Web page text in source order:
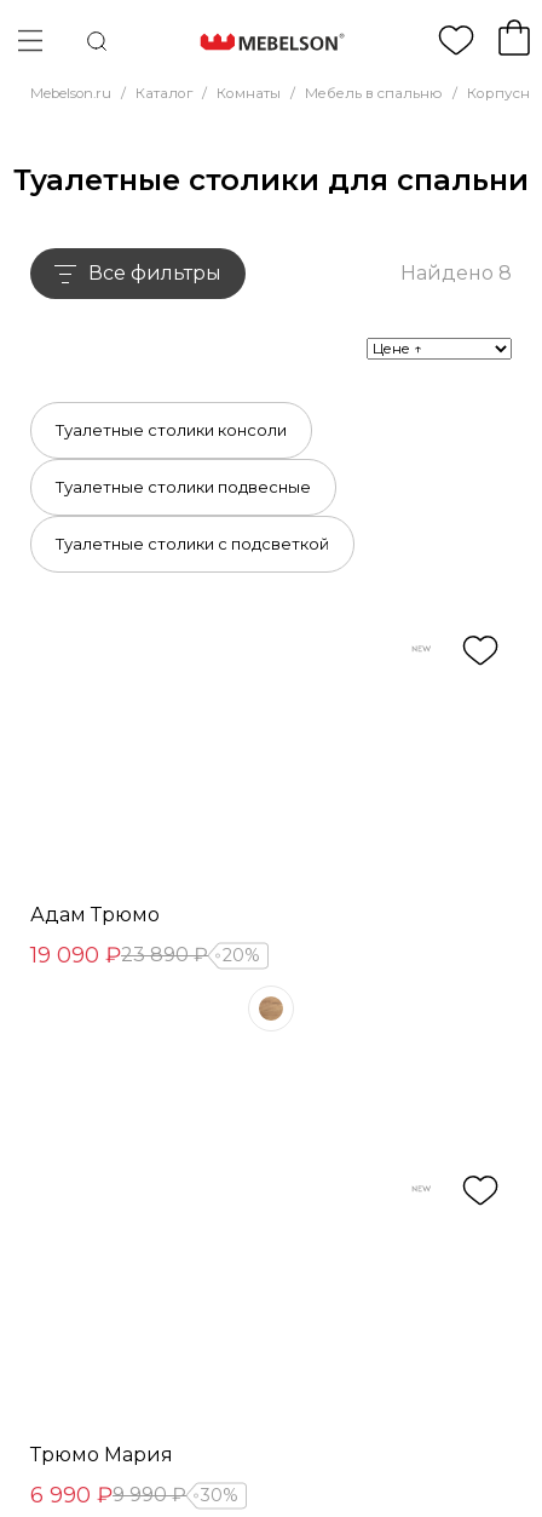
Mebelson.ru / Каталог / Комнаты / Мебель в спальню /
Туалетные столики для спальни
Все фильтры Найдено 8
Туалетные столики консоли
Туалетные столики подвесные
Туалетные столики с подсветкой
Адам Трюмо
19 090 ₽23 890 ₽ 20%
Трюмо Мария
6 990 ₽9 990 ₽ 30%